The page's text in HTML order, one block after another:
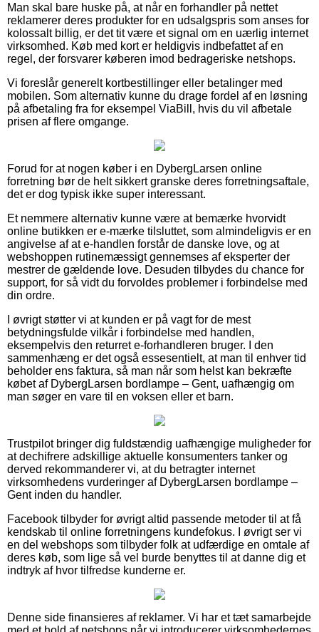
Man skal bare huske på, at når en forhandler på nettet
reklamerer deres produkter for en udsalgspris som anses for
kolossalt billig, er det tit være et signal om en uærlig internet
virksomhed. Køb med kort er heldigvis indbefattet af en
regel, der forsvarer køberen imod bedrageriske netshops.
Vi foreslår generelt kortbestillinger eller betalinger med
mobilen. Som alternativ kunne du drage fordel af en løsning
på afbetaling fra for eksempel ViaBill, hvis du vil afbetale
prisen af flere omgange.
Forud for at nogen køber i en DybergLarsen online
forretning bør de helt sikkert granske deres forretningsaftale,
det er dog typisk ikke super interessant.
Et nemmere alternativ kunne være at bemærke hvorvidt
online butikken er e-mærke tilsluttet, som almindeligvis er en
angivelse af at e-handlen forstår de danske love, og at
webshoppen rutinemæssigt gennemses af eksperter der
mestrer de gældende love. Desuden tilbydes du chance for
support, for så vidt du forvoldes problemer i forbindelse med
din ordre.
I øvrigt støtter vi at kunden er på vagt for de mest
betydningsfulde vilkår i forbindelse med handlen,
eksempelvis den returret e-forhandleren bruger. I den
sammenhæng er det også essesentielt, at man til enhver tid
beholder ens faktura, så man når som helst kan bekræfte
købet af DybergLarsen bordlampe – Gent, uafhængig om
man søger en vare til en voksen eller et barn.
Trustpilot bringer dig fuldstændig uafhængige muligheder for
at dechifrere adskillige aktuelle konsumenters tanker og
derved rekommanderer vi, at du betragter internet
virksomhedens vurderinger af DybergLarsen bordlampe –
Gent inden du handler.
Facebook tilbyder for øvrigt altid passende metoder til at få
kendskab til online forretningens kundefokus. I øvrigt ser vi
en del webshops som tilbyder folk at udfærdige en omtale af
deres køb, som lige så vel burde benyttes til at danne dig et
indtryk af hvor tilfredse kunderne er.
Denne side finansieres af reklamer. Vi har et tæt samarbejde